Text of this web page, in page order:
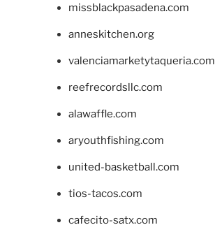
missblackpasadena.com
anneskitchen.org
valenciamarketytaqueria.com
reefrecordsllc.com
alawaffle.com
aryouthfishing.com
united-basketball.com
tios-tacos.com
cafecito-satx.com